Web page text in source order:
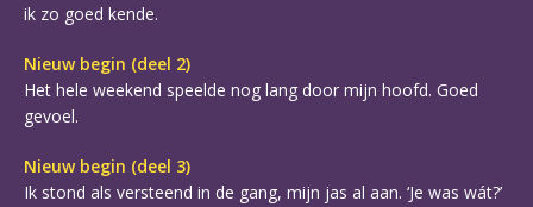
ik zo goed kende.
Nieuw begin (deel 2)
Het hele weekend speelde nog lang door mijn hoofd. Goed
gevoel.
Nieuw begin (deel 3)
Ik stond als versteend in de gang, mijn jas al aan. ‘Je was wát?’